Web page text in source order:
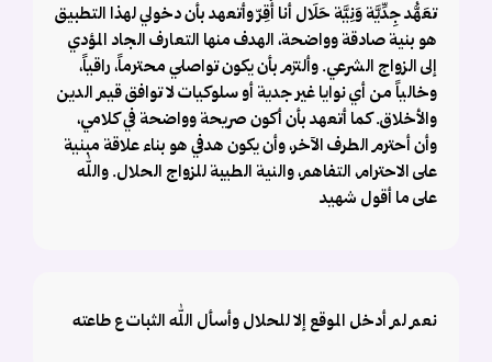
تعَهُّد جِدِّيَّة وَنِيَّة حَلَال أنا أُقِرّ وأتعهد بأن دخولي لهذا التطبيق
هو بنية صادقة وواضحة، الهدف منها التعارف الجاد المؤدي
إلى الزواج الشرعي. وألتزم بأن يكون تواصلي محترماً، راقياً،
وخالياً من أي نوايا غير جدية أو سلوكيات لا توافق قيم الدين
والأخلاق. كما أتعهد بأن أكون صريحة وواضحة في كلامي،
وأن أحترم الطرف الآخر، وأن يكون هدفي هو بناء علاقة مبنية
على الاحترام، التفاهم، والنية الطيبة للزواج الحلال. والله
على ما أقول شهيد
نعم لم أدخل الموقع إلا للحلال وأسأل الله الثبات ع طاعته